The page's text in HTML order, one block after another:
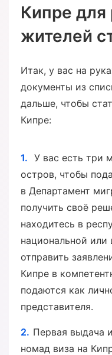
Кипре для
жителей
Итак, у вас на
документы из
дальше, чтобы
Кипре:
У вас есть три
остров, чтобы
в Департамент
получить своё
находитесь в
национальной
отправить
Кипре в
подаются как
представителя.
Первая выдача
номад виза на